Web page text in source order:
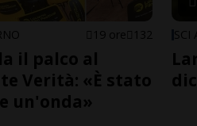
19 ore 132
il palco al
Verità: «È stato
un'onda»
SCI